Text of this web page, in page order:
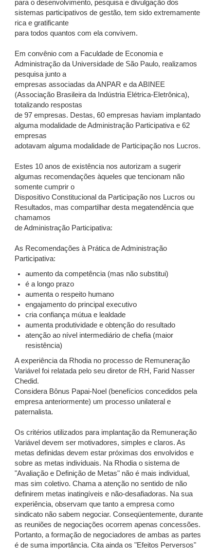
para o desenvolvimento, pesquisa e divulgação dos
sistemas participativos de gestão, tem sido extremamente
rica e gratificante
para todos quantos com ela convivem.
Em convênio com a Faculdade de Economia e
Administração da Universidade de São Paulo, realizamos
pesquisa junto a
empresas associadas da ANPAR e da ABINEE
(Associação Brasileira da Indústria Elétrica-Eletrônica),
totalizando respostas
de 97 empresas. Destas, 60 empresas haviam implantado
alguma modalidade de Administração Participativa e 62
empresas
adotavam alguma modalidade de Participação nos Lucros.
Estes 10 anos de existência nos autorizam a sugerir
algumas recomendações àqueles que tencionam não
somente cumprir o
Dispositivo Constitucional da Participação nos Lucros ou
Resultados, mas compartilhar desta megatendência que
chamamos
de Administração Participativa:
As Recomendações à Prática de Administração
Participativa:
aumento da competência (mas não substitui)
é a longo prazo
aumenta o respeito humano
engajamento do principal executivo
cria confiança mútua e lealdade
aumenta produtividade e obtenção do resultado
atenção ao nível intermediário de chefia (maior
resistência)
A experiência da Rhodia no processo de Remuneração
Variável foi relatada pelo seu diretor de RH, Farid Nasser
Chedid.
Considera Bônus Papai-Noel (benefícios concedidos pela
empresa anteriormente) um processo unilateral e
paternalista.
Os critérios utilizados para implantação da Remuneração
Variável devem ser motivadores, simples e claros. As
metas definidas devem estar próximas dos envolvidos e
sobre as metas individuais. Na Rhodia o sistema de
"Avaliação e Definição de Metas" não é mais individual,
mas sim coletivo. Chama a atenção no sentido de não
definirem metas inatingíveis e não-desafiadoras. Na sua
experiência, observam que tanto a empresa como
sindicato não sabem negociar. Conseqüentemente, durante
as reuniões de negociações ocorrem apenas concessões.
Portanto, a formação de negociadores de ambas as partes
é de suma importância. Cita ainda os "Efeitos Perversos"